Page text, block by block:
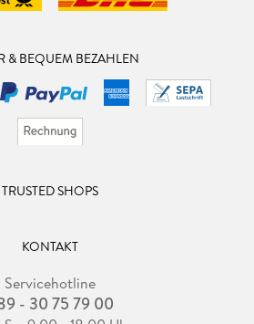
& BEQUEM BEZAHLEN
TRUSTED SHOPS
KONTAKT
Servicehotline
- 30 75 79 00